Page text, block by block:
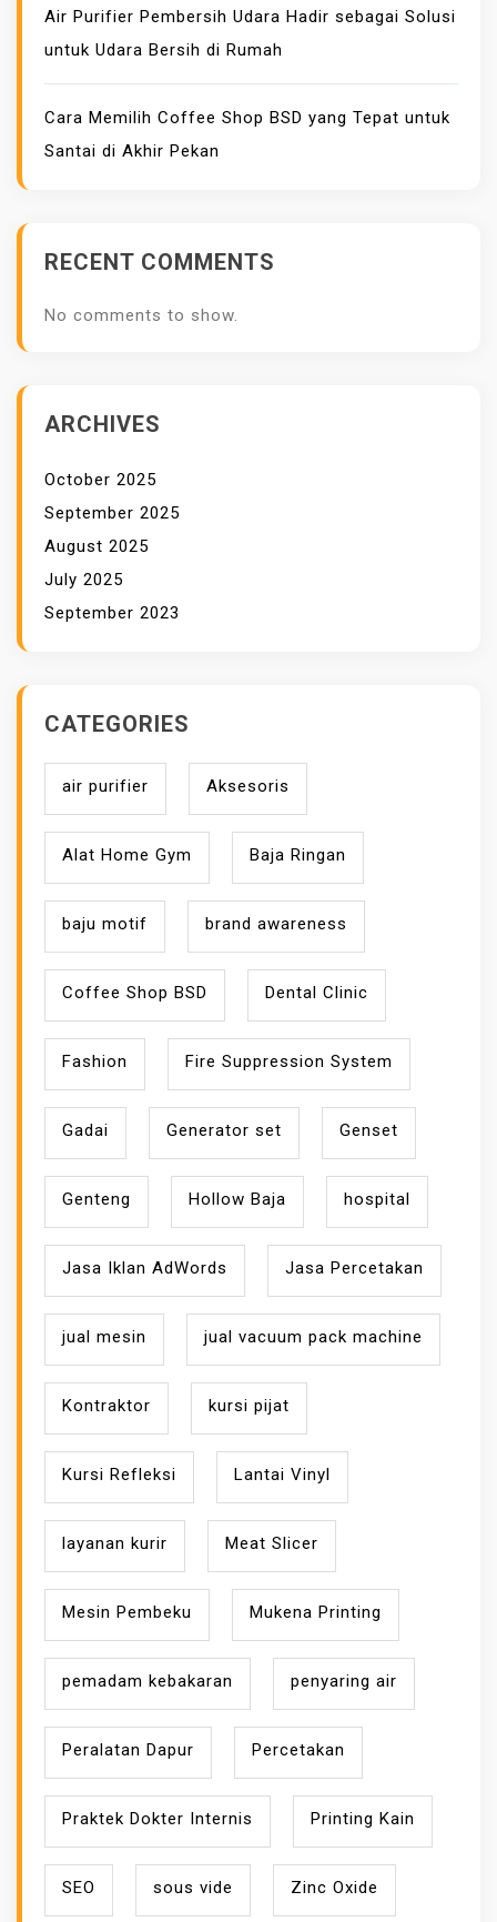
Air Purifier Pembersih Udara Hadir sebagai Solusi
untuk Udara Bersih di Rumah
Cara Memilih Coffee Shop BSD yang Tepat untuk
Santai di Akhir Pekan
RECENT COMMENTS
No comments to show.
ARCHIVES
October 2025
September 2025
August 2025
July 2025
September 2023
CATEGORIES
air purifier Aksesoris
Alat Home Gym Baja Ringan
baju motif brand awareness
Coffee Shop BSD Dental Clinic
Fashion Fire Suppression System
Gadai Generator set Genset
Genteng Hollow Baja hospital
Jasa Iklan AdWords Jasa Percetakan
jual mesin jual vacuum pack machine
Kontraktor kursi pijat
Kursi Refleksi Lantai Vinyl
layanan kurir Meat Slicer
Mesin Pembeku Mukena Printing
pemadam kebakaran penyaring air
Peralatan Dapur Percetakan
Praktek Dokter Internis Printing Kain
SEO sous vide Zinc Oxide